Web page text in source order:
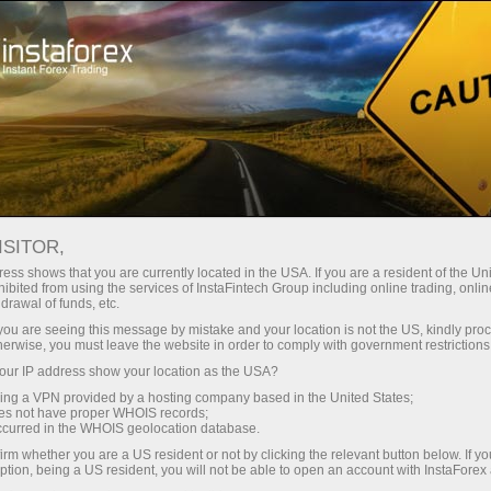
مع إنستا فوركس، يمكنك الوصول إلى
إلى 1:5000، وبعض من أفضل فروق
الأسعار والعمولات في السوق، وظروف
مواتية لتداول الأسهم والمؤشرات
صغير الحجم
30% مكافأة
لكل إيداع
سرعة
في التجارة وعلى الطريق السريع
shows that you are currently located in the USA. If you are a resident of the
from using the services of InstaFintech Group including online trading,
of funds, etc.
are seeing this message by mistake and your location is not the US, kindly
you must leave the website in order to comply with government
IP address show your location as the USA?
a VPN provided by a hosting company based in the United States;
not have proper WHOIS records;
in the WHOIS geolocation database.
whether you are a US resident or not by clicking the relevant button below. If
being a US resident, you will not be able to open an account with InstaForex